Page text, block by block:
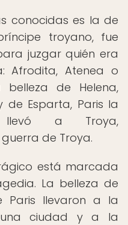
conocidas es la de
troyano, fue
juzgar quién era
Afrodita, Atenea o
de Helena,
de Esparta, Paris la
a Troya,
de Troya.
está marcada
La belleza de
Paris llevaron a la
ciudad y a la